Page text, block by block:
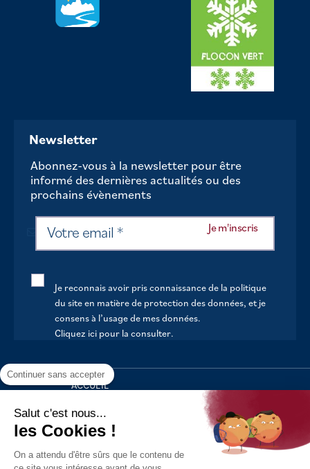
Newsletter
Abonnez-vous à la newsletter pour être
informé des dernières actualités ou des
prochains évènements
Je reconnais avoir pris connaissance de la politique
du site en matière de protection des données, et je
consens à l’usage de mes données.
Cliquez ici pour la consulter.
ACCUEIL
VOTRE MAIRIE
VOTRE QUOTIDIEN
AU FIL DE LA VIE
Continuer sans accepter
Salut c'est nous...
les Cookies !
On a attendu d'être sûrs que le contenu de